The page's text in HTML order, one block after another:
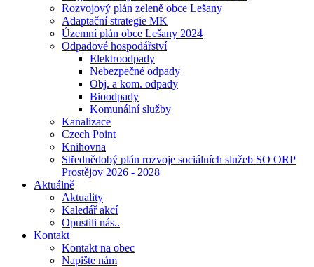
Rozvojový plán zeleně obce Lešany
Adaptační strategie MK
Územní plán obce Lešany 2024
Odpadové hospodářství
Elektroodpady
Nebezpečné odpady
Obj. a kom. odpady
Bioodpady
Komunální služby
Kanalizace
Czech Point
Knihovna
Střednědobý plán rozvoje sociálních služeb SO ORP
Prostějov 2026 - 2028
Aktuálně
Aktuality
Kaledář akcí
Opustili nás..
Kontakt
Kontakt na obec
Napište nám